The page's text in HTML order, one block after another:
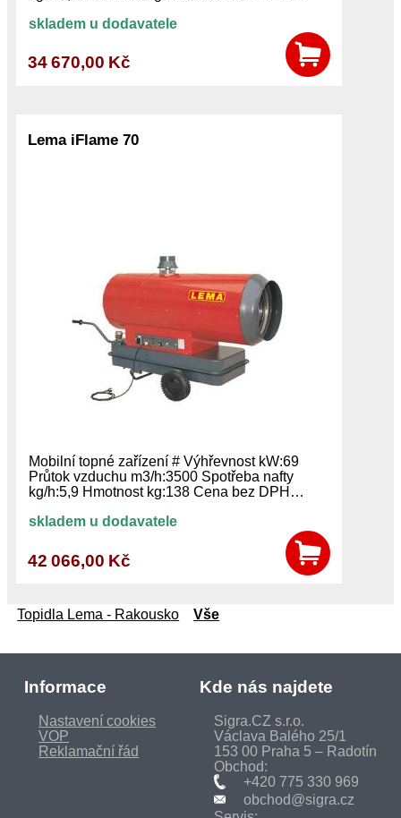
skladem u dodavatele
34 670,00 Kč
Lema iFlame 70
Mobilní topné zařízení # Výhřevnost kW:69
Průtok vzduchu m3/h:3500 Spotřeba nafty
kg/h:5,9 Hmotnost kg:138 Cena bez DPH…
skladem u dodavatele
42 066,00 Kč
Topidla Lema - Rakousko Vše
Informace
Nastavení cookies
VOP
Reklamační řád
Kde nás najdete
Sigra.CZ s.r.o.
Václava Balého 25/1
153 00 Praha 5 – Radotín
Obchod:
+420 775 330 969
obchod@sigra.cz